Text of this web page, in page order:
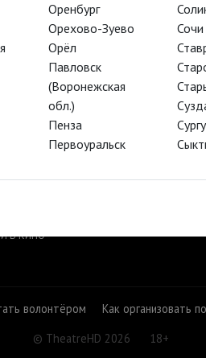
Бетховен
В КИНО
волонтёром Как организовать
© TheatreHD 2026
18+
Оренбург
Орехово-Зуево
Орёл
Павловск
(Воронежская
обл.)
Пенза
Первоуральск
Сочи